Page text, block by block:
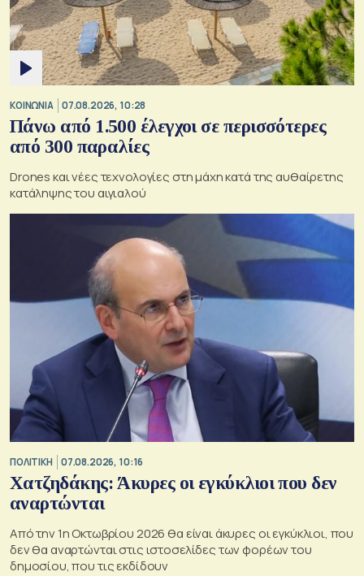
ΚΟΙΝΩΝΙΑ 07.08.2026, 10:28
Πάνω από 1.500 έλεγχοι σε περισσότερες
από 300 παραλίες
Drones και νέες τεχνολογίες στη μάχη κατά της αυθαίρετης
κατάληψης του αιγιαλού
ΠΟΛΙΤΙΚΗ 07.08.2026, 10:16
Χατζηδάκης: Άκυρες οι εγκύκλιοι που δεν
αναρτώνται
Από την 1η Οκτωβρίου 2026 θα είναι άκυρες οι εγκύκλιοι, που
δεν θα αναρτώνται στις ιστοσελίδες των φορέων του
δημοσίου, που τις εκδίδουν